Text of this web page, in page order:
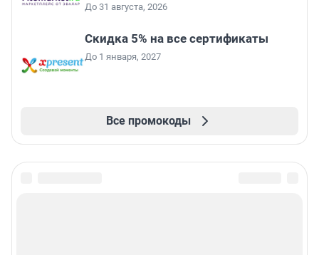
До 31 августа, 2026
Скидка 5% на все сертификаты
До 1 января, 2027
Все промокоды